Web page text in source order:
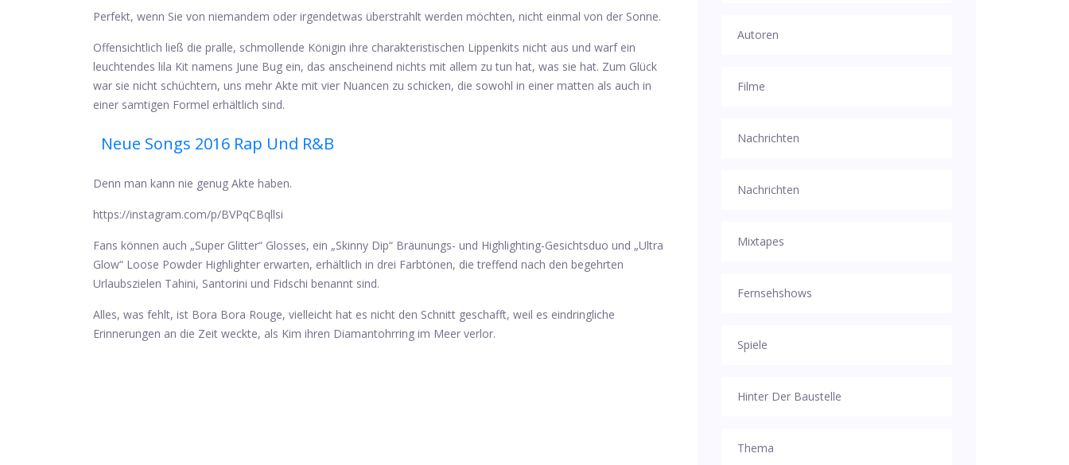
Perfekt, wenn Sie von niemandem oder irgendetwas überstrahlt werden möchten, nicht einmal von der Sonne.
Offensichtlich ließ die pralle, schmollende Königin ihre charakteristischen Lippenkits nicht aus und warf ein
leuchtendes lila Kit namens June Bug ein, das anscheinend nichts mit allem zu tun hat, was sie hat. Zum Glück
war sie nicht schüchtern, uns mehr Akte mit vier Nuancen zu schicken, die sowohl in einer matten als auch in
einer samtigen Formel erhältlich sind.
Neue Songs 2016 Rap Und R&b
Denn man kann nie genug Akte haben.
https://instagram.com/p/BVPqCBqllsi
Fans können auch „Super Glitter“ Glosses, ein „Skinny Dip“ Bräunungs- und Highlighting-Gesichtsduo und „Ultra
Glow“ Loose Powder Highlighter erwarten, erhältlich in drei Farbtönen, die treffend nach den begehrten
Urlaubszielen Tahini, Santorini und Fidschi benannt sind.
Alles, was fehlt, ist Bora Bora Rouge, vielleicht hat es nicht den Schnitt geschafft, weil es eindringliche
Erinnerungen an die Zeit weckte, als Kim ihren Diamantohrring im Meer verlor.
Autoren
Filme
Nachrichten
Nachrichten
Mixtapes
Fernsehshows
Spiele
Hinter Der Baustelle
Thema